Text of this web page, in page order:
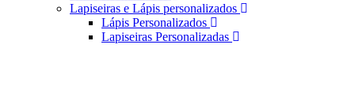
Lapiseiras e Lápis personalizados
Lápis Personalizados
Lapiseiras Personalizadas